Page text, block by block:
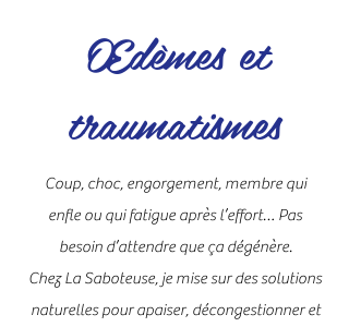
Œdèmes et
traumatismes
Coup, choc, engorgement, membre qui
enfle ou qui fatigue après l’effort… Pas
besoin d’attendre que ça dégénère.
Chez La Saboteuse, je mise sur des solutions
naturelles pour apaiser, décongestionner et